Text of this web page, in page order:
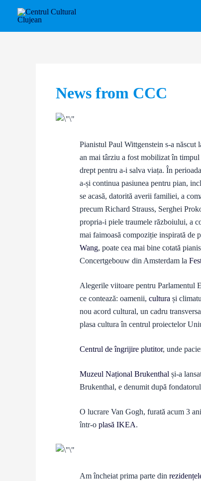
content
News from CCC
Pianistul Paul Wittgenstein s-a
an mai târziu a fost mobilizat în
drept pentru a-i salva viața. În
a-și continua pasiunea pentru pian,
se acasă, datorită averii familiei, a
precum Richard Strauss, Serghei
propria-i piele traumele războiului, a
mai faimoasă compoziție inspirată de
Wang, poate cea mai bine cotată
Concertgebouw din Amsterdam la
Alegerile viitoare pentru Parlamentul
ce contează: oamenii, cultura și
nou acord cultural, un cadru
plasa cultura în centrul proiectelor
Centrul de îngrijire plutitor, unde
Muzeul Național Brukenthal și-a
Brukenthal, e denumit după
O lucrare Van Gogh, furată acum 3
într-o plasă IKEA.
Am încheiat prima parte din
navigation